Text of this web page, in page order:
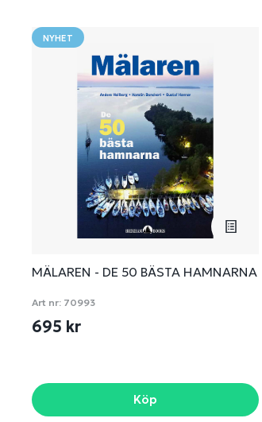
NYHET
MÄLAREN - DE 50 BÄSTA HAMNARNA
Art nr: 70993
695 kr
Köp